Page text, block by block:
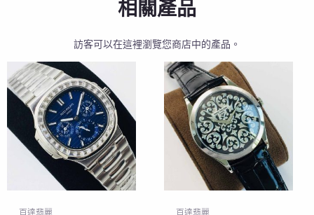
相關產品
訪客可以在這裡瀏覽您商店中的產品。
百達翡麗 百達翡麗